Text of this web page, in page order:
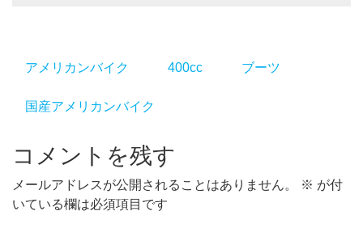
アメリカンバイク 400cc ブーツ
国産アメリカンバイク
コメントを残す
メールアドレスが公開されることはありません。 ※ が付
いている欄は必須項目です